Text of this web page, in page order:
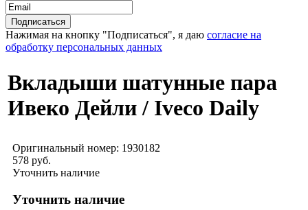
Нажимая на кнопку "Подписаться", я даю согласие на
обработку персональных данных
Вкладыши шатунные пара
Ивеко Дейли / Iveco Daily
Оригинальный номер: 1930182
578 руб.
Уточнить наличие
Уточнить наличие